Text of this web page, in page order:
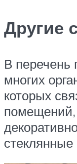
Другие
В перечень
многих
которых
помещений,
стеклянные